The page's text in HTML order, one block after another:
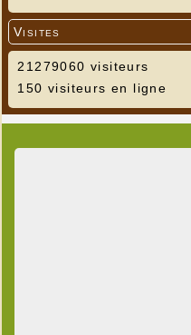
Visites
21279060 visiteurs
150 visiteurs en ligne